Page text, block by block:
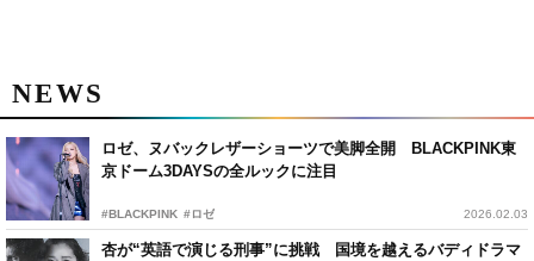
NEWS
ロゼ、ヌバックレザーショーツで美脚全開 BLACKPINK東
京ドーム3DAYSの全ルックに注目
#BLACKPINK #ロゼ 2026.02.03
杏が“英語で演じる刑事”に挑戦 国境を越えるバディドラマ